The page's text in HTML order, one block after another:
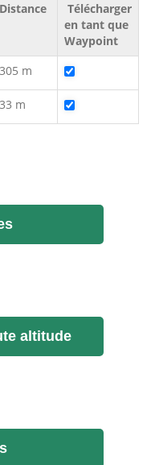
Distance
Télécharger
en tant que
Waypoint
305 m
33 m
altitude